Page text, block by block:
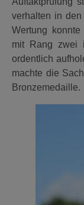
verhalten in
Wertung
mit Rang zwei
ordentlich
machte die
Bronzemedaille.